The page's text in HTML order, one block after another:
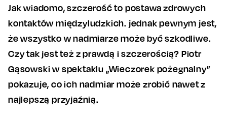
Jak wiadomo, szczerość to postawa zdrowych
kontaktów międzyludzkich. jednak pewnym jest,
że wszystko w nadmiarze może być szkodliwe.
Czy tak jest też z prawdą i szczerością? Piotr
Gąsowski w spektaklu „Wieczorek pożegnalny”
pokazuje, co ich nadmiar może zrobić nawet z
najlepszą przyjaźnią.